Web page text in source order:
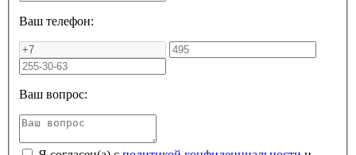
Ваш телефон:
Ваш вопрос: